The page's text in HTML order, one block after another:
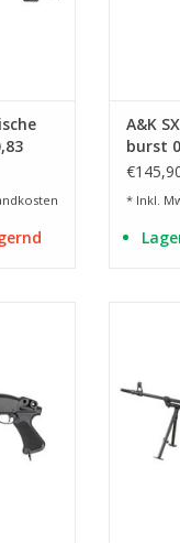
A&K
burst
* Inkl.